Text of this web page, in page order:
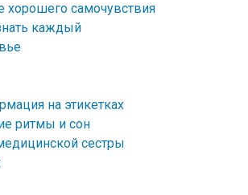
хорошего самочувствия
каждый
на этикетках
ритмы и сон
сестры